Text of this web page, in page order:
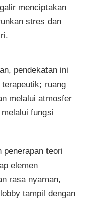
menciptakan
stres dan
pendekatan ini
ruang
melalui atmosfer
fungsi
penerapan teori
elemen
rasa nyaman,
tampil dengan